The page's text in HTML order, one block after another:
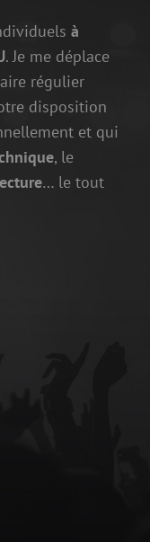
à
. Je me déplace
régulier
disposition
et qui
, le
… le tout